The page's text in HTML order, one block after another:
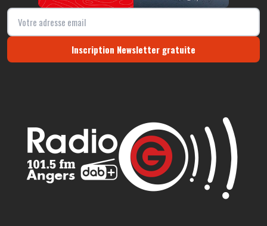
Inscription Newsletter gratuite